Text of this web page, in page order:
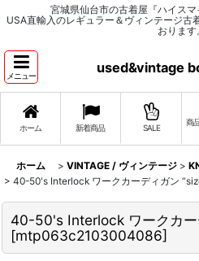
宮城県仙台市の古着屋『ハイスマ
USA直輸入のレギュラー＆ヴィンテージ古
おります
メニュー
used&vintage
ホーム 新着商品 SALE
商
ホーム > VINTAGE / ヴィンテージ >
> 40-50's Interlock ワークカーディガン
40-50's Interlock ワークカー
[mtp063c2103004086]